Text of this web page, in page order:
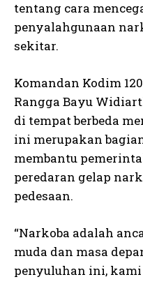
tentang cara
penyalahgunaan
sekitar.
Komandan Kodim
Rangga Bayu
di tempat berbeda
ini merupakan
membantu
peredaran gelap
pedesaan.
“Narkoba adalah
muda dan masa
penyuluhan ini,